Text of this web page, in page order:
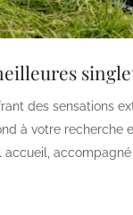
des sensations
à votre recherche
accueil,